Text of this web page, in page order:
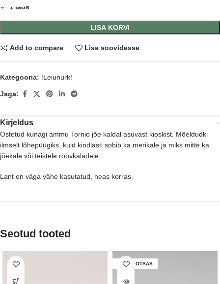
1 laos
LISA KORVI
Add to compare Lisa soovidesse
Kategooria: !Leiunurk!
Jaga:
Kirjeldus
Ostetud kunagi ammu Tornio jõe kaldal asuvast kioskist. Mõeldudki
ilmselt lõhepüügiks, kuid kindlasti sobib ka merikale ja miks mitte ka
jõekale või teistele röövkaladele.
Lant on väga vähe kasutatud, heas korras.
Seotud tooted
LAOST OTSAS